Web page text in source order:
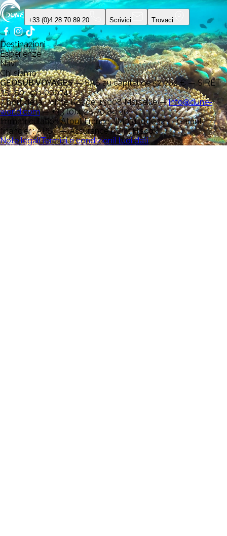
+33 (0)4 28 70 89 20 Scrivici Trovaci
Destinazioni
Esperienze
Navi
Chi siamo
GEOSUB VOYAGES—SAS au capital de 52 762 € — SIRET
351 501 911 00074
7 port de la Pointe Rouge, 13008 Marseille—info@dune-
world.com—+33 (0)4 28 70 89 20
Immatriculation Atout France : IM031100032 — Garant
financier : APST — Assurance RCP : Hiscox
Note legaliTermini e condizioniI tuoi dati